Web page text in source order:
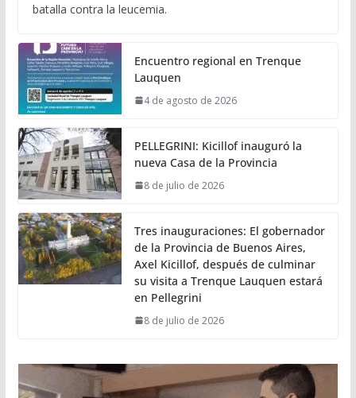
batalla contra la leucemia.
Encuentro regional en Trenque
Lauquen
4 de agosto de 2026
PELLEGRINI: Kicillof inauguró la
nueva Casa de la Provincia
8 de julio de 2026
Tres inauguraciones: El gobernador
de la Provincia de Buenos Aires,
Axel Kicillof, después de culminar
su visita a Trenque Lauquen estará
en Pellegrini
8 de julio de 2026